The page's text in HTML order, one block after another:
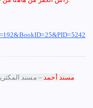
مسند أحمد– مسند